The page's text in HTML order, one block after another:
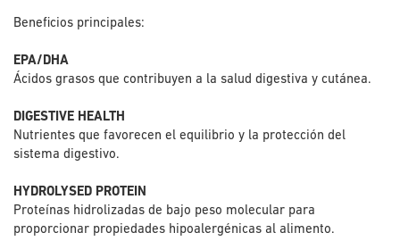
Beneficios principales:
EPA/DHA
Ácidos grasos que contribuyen a la salud digestiva y cutánea.
DIGESTIVE HEALTH
Nutrientes que favorecen el equilibrio y la protección del
sistema digestivo.
HYDROLYSED PROTEIN
Proteínas hidrolizadas de bajo peso molecular para
proporcionar propiedades hipoalergénicas al alimento.